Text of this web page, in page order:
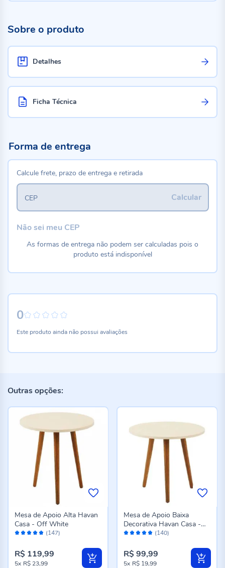
Sobre o produto
Detalhes
Ficha Técnica
0
Este produto ainda não possui avaliações
Forma de entrega
Calcule frete, prazo de entrega e retirada
Calcular
CEP
Não sei meu CEP
As formas de entrega não podem ser calculadas pois o
produto está indisponível
Outras opções:
Avaliação: (147)
Mesa de Apoio Alta Havan
Casa - Off White
R$ 119,99
5x R$ 23,99
Avaliação: (140)
Mesa de Apoio Baixa
Decorativa Havan Casa -
Off White
R$ 99,99
5x R$ 19,99